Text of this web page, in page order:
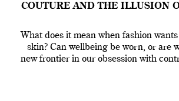
COUTURE AND THE ILLUSION
What does it mean when fashion
skin? Can wellbeing be worn, or are
new frontier in our obsession with